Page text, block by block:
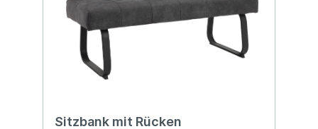
Sitzbank mit Rücken